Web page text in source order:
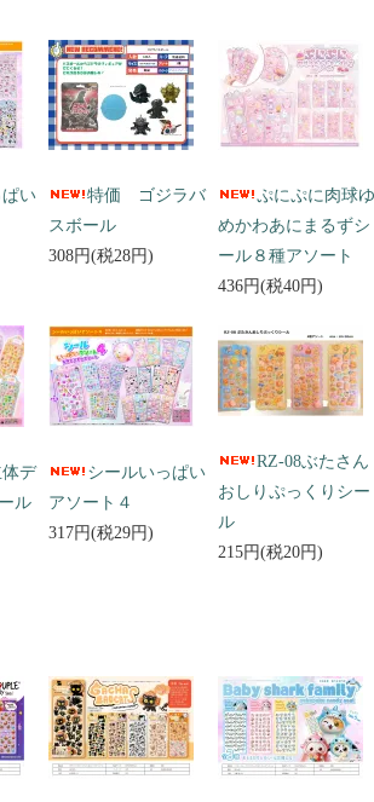
い
特価 ゴジラバ
スボール
308円(税28円)
ぷにぷに肉球ゆ
めかわあにまるずシ
ール８種アソート
436円(税40円)
デ
ル
シールいっぱい
アソート４
317円(税29円)
RZ-08ぶたさん
おしりぷっくりシー
ル
215円(税20円)